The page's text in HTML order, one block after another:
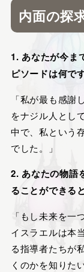
内面の探
1. あなたが今ま
ピソードは何で
「私が最も感
をナジル人とし
中で、私という
でした。」
2. あなたの物語
ることができる
「もし未来を一
イスラエルは本
る指導者たちが
くのかを知りた